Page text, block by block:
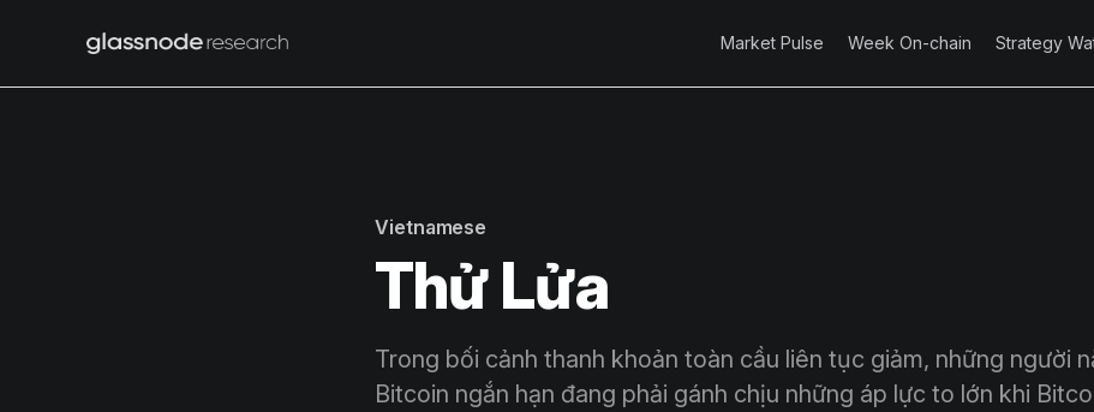
Market Pulse Week On-chain Strategy
Vietnamese
Thử Lửa
Trong bối cảnh thanh khoản toàn cầu liên tục giảm, những người
Bitcoin ngắn hạn đang phải gánh chịu những áp lực to lớn khi